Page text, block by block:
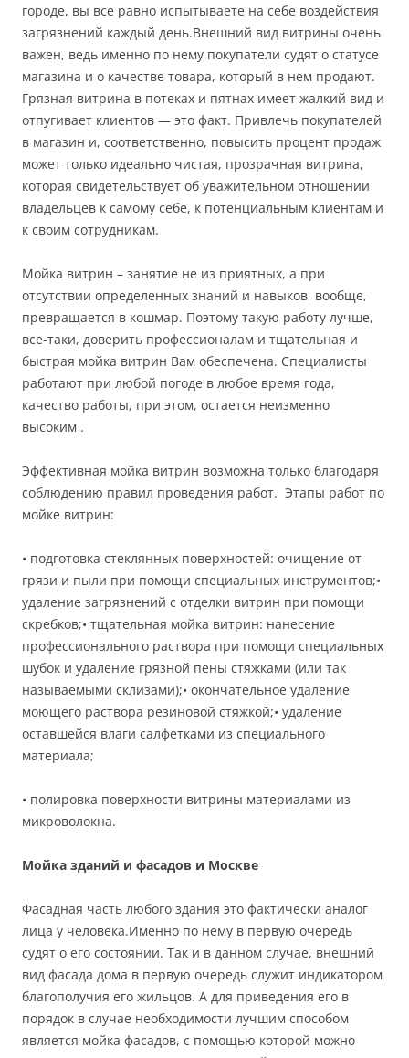
городе, вы все равно испытываете на себе воздействия
загрязнений каждый день.Внешний вид витрины очень
важен, ведь именно по нему покупатели судят о статусе
магазина и о качестве товара, который в нем продают.
Грязная витрина в потеках и пятнах имеет жалкий вид и
отпугивает клиентов — это факт. Привлечь покупателей
в магазин и, соответственно, повысить процент продаж
может только идеально чистая, прозрачная витрина,
которая свидетельствует об уважительном отношении
владельцев к самому себе, к потенциальным клиентам и
к своим сотрудникам.
Мойка витрин – занятие не из приятных, а при
отсутствии определенных знаний и навыков, вообще,
превращается в кошмар. Поэтому такую работу лучше,
все-таки, доверить профессионалам и тщательная и
быстрая мойка витрин Вам обеспечена. Специалисты
работают при любой погоде в любое время года,
качество работы, при этом, остается неизменно
высоким .
Эффективная мойка витрин возможна только благодаря
соблюдению правил проведения работ. Этапы работ по
мойке витрин:
• подготовка стеклянных поверхностей: очищение от
грязи и пыли при помощи специальных инструментов;•
удаление загрязнений с отделки витрин при помощи
скребков;• тщательная мойка витрин: нанесение
профессионального раствора при помощи специальных
шубок и удаление грязной пены стяжками (или так
называемыми склизами);• окончательное удаление
моющего раствора резиновой стяжкой;• удаление
оставшейся влаги салфетками из специального
материала;
• полировка поверхности витрины материалами из
микроволокна.
Мойка зданий и фасадов и Москве
Фасадная часть любого здания это фактически аналог
лица у человека.Именно по нему в первую очередь
судят о его состоянии. Так и в данном случае, внешний
вид фасада дома в первую очередь служит индикатором
благополучия его жильцов. А для приведения его в
порядок в случае необходимости лучшим способом
является мойка фасадов, с помощью которой можно